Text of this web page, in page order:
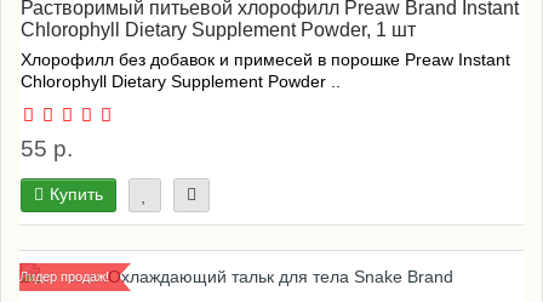
Растворимый питьевой хлорофилл Preaw Brand Instant
Chlorophyll Dietary Supplement Powder, 1 шт
Хлорофилл без добавок и примесей в порошке Preaw Instant
Chlorophyll Dietary Supplement Powder ..
55 р.
Купить
Лидер продаж!